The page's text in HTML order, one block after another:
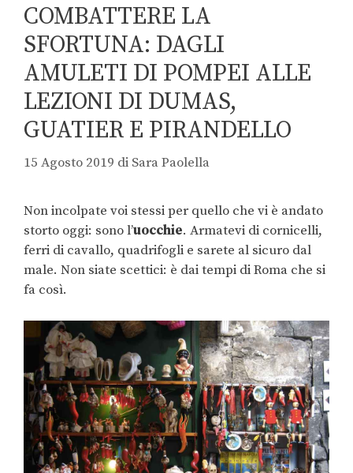
COMBATTERE LA
SFORTUNA: DAGLI
AMULETI DI POMPEI ALLE
LEZIONI DI DUMAS,
GUATIER E PIRANDELLO
15 Agosto 2019 di Sara Paolella
Non incolpate voi stessi per quello che vi è andato
storto oggi: sono l’uocchie. Armatevi di cornicelli,
ferri di cavallo, quadrifogli e sarete al sicuro dal
male. Non siate scettici: è dai tempi di Roma che si
fa così.